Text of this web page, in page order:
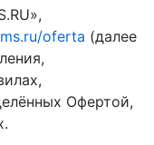
oferta (далее
Офертой,